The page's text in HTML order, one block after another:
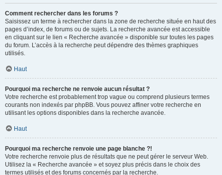
Comment rechercher dans les forums ?
Saisissez un terme à rechercher dans la zone de recherche située en haut des
pages d’index, de forums ou de sujets. La recherche avancée est accessible
en cliquant sur le lien « Recherche avancée » disponible sur toutes les pages
du forum. L’accès à la recherche peut dépendre des thèmes graphiques
utilisés.
Haut
Pourquoi ma recherche ne renvoie aucun résultat ?
Votre recherche est probablement trop vague ou comprend plusieurs termes
courants non indexés par phpBB. Vous pouvez affiner votre recherche en
utilisant les options disponibles dans la recherche avancée.
Haut
Pourquoi ma recherche renvoie une page blanche ?!
Votre recherche renvoie plus de résultats que ne peut gérer le serveur Web.
Utilisez la « Recherche avancée » et soyez plus précis dans le choix des
termes utilisés et des forums concernés par la recherche.